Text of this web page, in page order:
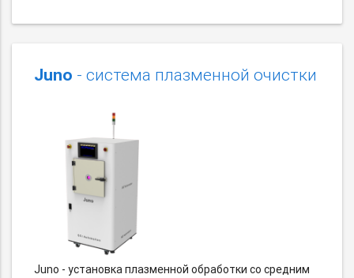
Juno - система плазменной очистки
Juno - установка плазменной обработки со средним